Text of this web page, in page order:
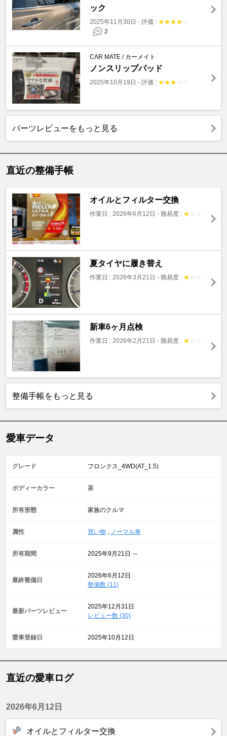
ック
2025年11月30日 - 評価 : ★★★★ ☆
2
CAR MATE / カーメイト
ノンスリップパッド
2025年10月19日 - 評価 : ★★★ ☆ ☆
パーツレビューをもっと見る
直近の整備手帳
オイルとフィルター交換
作業日 : 2026年6月12日 - 難易度 : ★ ☆ ☆
夏タイヤに履き替え
作業日 : 2026年3月21日 - 難易度 : ★ ☆ ☆
新車6ヶ月点検
作業日 : 2026年2月21日 - 難易度 : ★ ☆ ☆
整備手帳をもっと見る
愛車データ
グレード フロンクス_4WD(AT_1.5)
ボディーカラー 茶
所有形態 家族のクルマ
属性 買い物 , ノーマル車
所有期間 2025年9月21日 ～
最終整備日
2026年6月12日
整備数 (11)
最新パーツレビュー
2025年12月31日
レビュー数 (30)
愛車登録日 2025年10月12日
直近の愛車ログ
2026年6月12日
オイルとフィルター交換